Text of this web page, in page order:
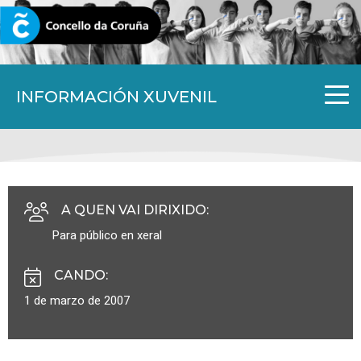
INFORMACIÓN XUVENIL
CORUNA.GAL
A QUEN VAI DIRIXIDO:
Para público en xeral
CANDO:
1 de marzo de 2007